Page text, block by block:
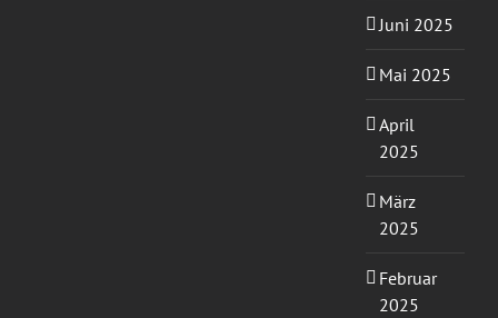
Juni 2025
Mai 2025
April
2025
März
2025
Februar
2025